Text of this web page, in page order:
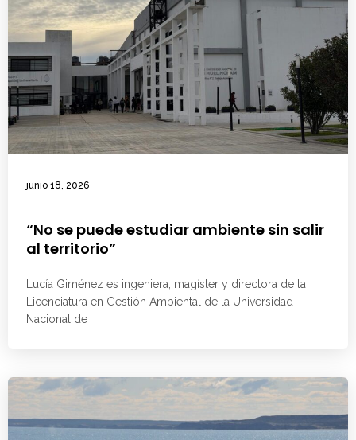
junio 18, 2026
“No se puede estudiar ambiente sin salir
al territorio”
Lucía Giménez es ingeniera, magíster y directora de la
Licenciatura en Gestión Ambiental de la Universidad
Nacional de